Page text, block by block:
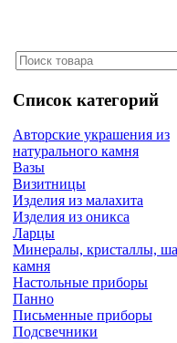
Список категорий
Авторские украшения из
натурального камня
Вазы
Визитницы
Изделия из малахита
Изделия из оникса
Ларцы
Минералы, кристаллы,
камня
Настольные приборы
Панно
Письменные приборы
Подсвечники